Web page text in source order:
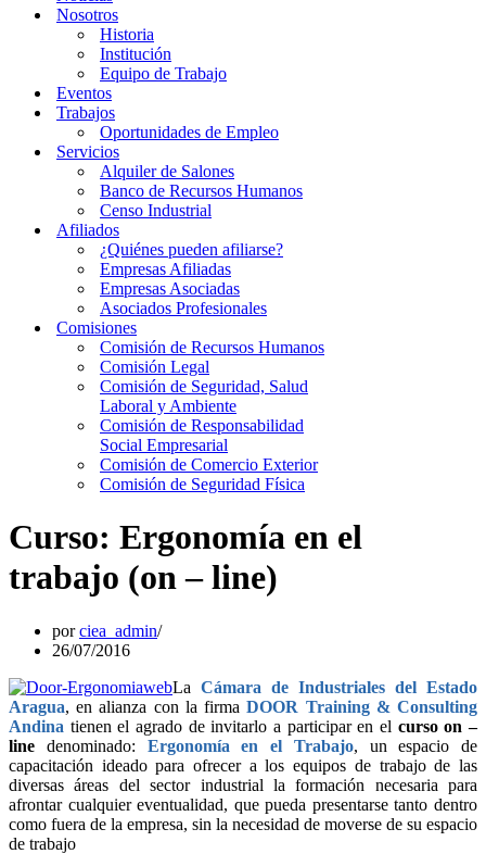
Nosotros
Historia
Institución
Equipo de Trabajo
Eventos
Trabajos
Oportunidades de Empleo
Servicios
Alquiler de Salones
Banco de Recursos Humanos
Censo Industrial
Afiliados
¿Quiénes pueden afiliarse?
Empresas Afiliadas
Empresas Asociadas
Asociados Profesionales
Comisiones
Comisión de Recursos Humanos
Comisión Legal
Comisión de Seguridad, Salud
Laboral y Ambiente
Comisión de Responsabilidad
Social Empresarial
Comisión de Comercio Exterior
Comisión de Seguridad Física
Curso: Ergonomía en el
trabajo (on – line)
porciea_admin
26/07/2016
La Cámara de Industriales del Estado
Aragua, en alianza con la firma DOOR Training & Consulting
Andina tienen el agrado de invitarlo a participar en el curso on –
line denominado: Ergonomía en el Trabajo, un espacio de
capacitación ideado para ofrecer a los equipos de trabajo de las
diversas áreas del sector industrial la formación necesaria para
afrontar cualquier eventualidad, que pueda presentarse tanto dentro
como fuera de la empresa, sin la necesidad de moverse de su espacio
de trabajo